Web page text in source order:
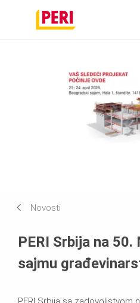
Novosti
PERI Srbija na
sajmu